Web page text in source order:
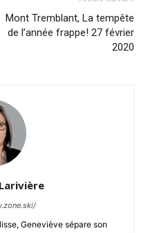
Mont Tremblant, La tempête
de l’année frappe! 27 février
2020
Geneviève sépare son